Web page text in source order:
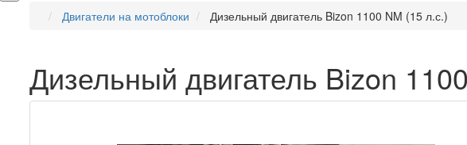
Двигатели на мотоблоки
Дизельный двигатель Bizon 1100 NM (15 л.с.)
Дизельный двигатель Bizon